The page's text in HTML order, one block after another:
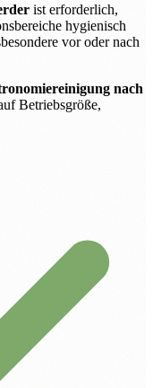
ist erforderlich,
hygienisch
vor oder nach
nach
Betriebsgröße,